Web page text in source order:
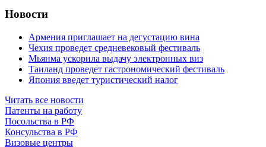
Новости
Армения приглашает на дегустацию вина
Чехия проведет средневековый фестиваль
Мьянма ускорила выдачу электронных виз
Таиланд проведет гастрономический фестиваль
Япония введет туристический налог
Читать все новости
Патенты на работу
Посольства в РФ
Консульства в РФ
Визовые центры